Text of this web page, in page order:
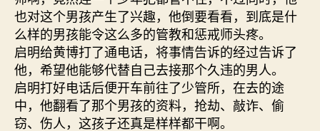
也对这个男孩产生了兴趣，他倒要看看，到底是什
么样的男孩能令这么多的管教和惩戒师头疼。
启明给黄博打了通电话，将事情告诉的经过告诉了
他，希望他能够代替自己去接那个久违的男人。
启明打好电话后便开车前往了少管所，在去的途
中，他翻看了那个男孩的资料，抢劫、敲诈、偷
窃、伤人，这孩子还真是样样都干啊。